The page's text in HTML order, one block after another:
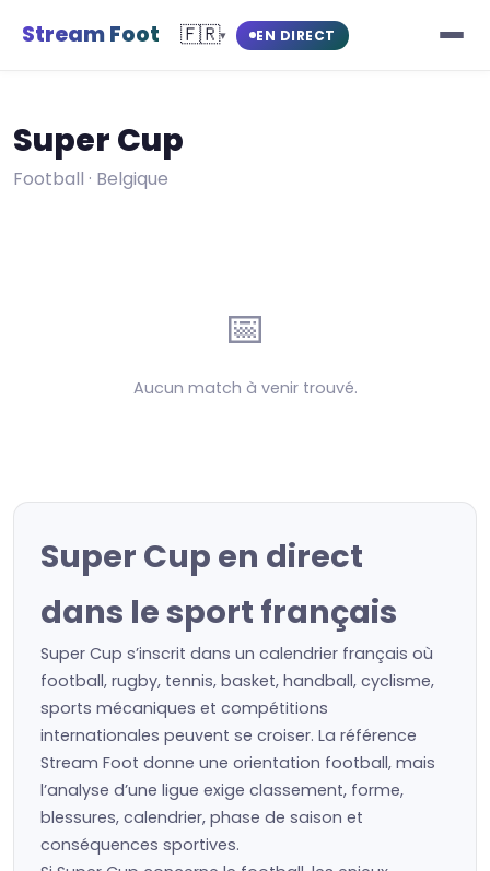
Stream Foot 🇫🇷▾ EN DIRECT
Super Cup
Football · Belgique
📅
Aucun match à venir trouvé.
Super Cup en direct
dans le sport français
Super Cup s’inscrit dans un calendrier français où
football, rugby, tennis, basket, handball, cyclisme,
sports mécaniques et compétitions
internationales peuvent se croiser. La référence
Stream Foot donne une orientation football, mais
l’analyse d’une ligue exige classement, forme,
blessures, calendrier, phase de saison et
conséquences sportives.